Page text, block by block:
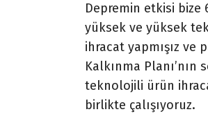
Depremin etkisi
yüksek ve yüksek
ihracat yapmışız ve
Kalkınma
teknolojili ürün
birlikte çalışıyoruz.